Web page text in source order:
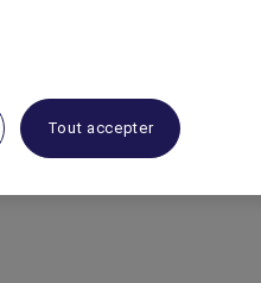
Tout accepter